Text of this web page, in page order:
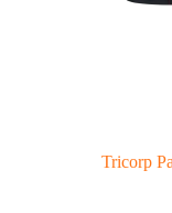
Tricorp